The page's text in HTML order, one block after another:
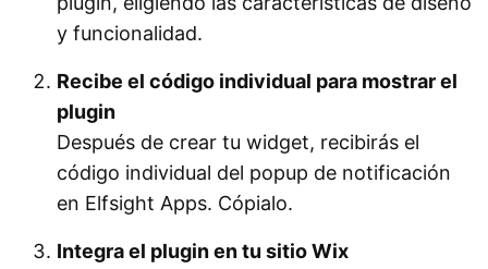
y funcionalidad.
Recibe el código individual para mostrar el
plugin
Después de crear tu widget, recibirás el
código individual del popup de notificación
en Elfsight Apps. Cópialo.
Integra el plugin en tu sitio Wix